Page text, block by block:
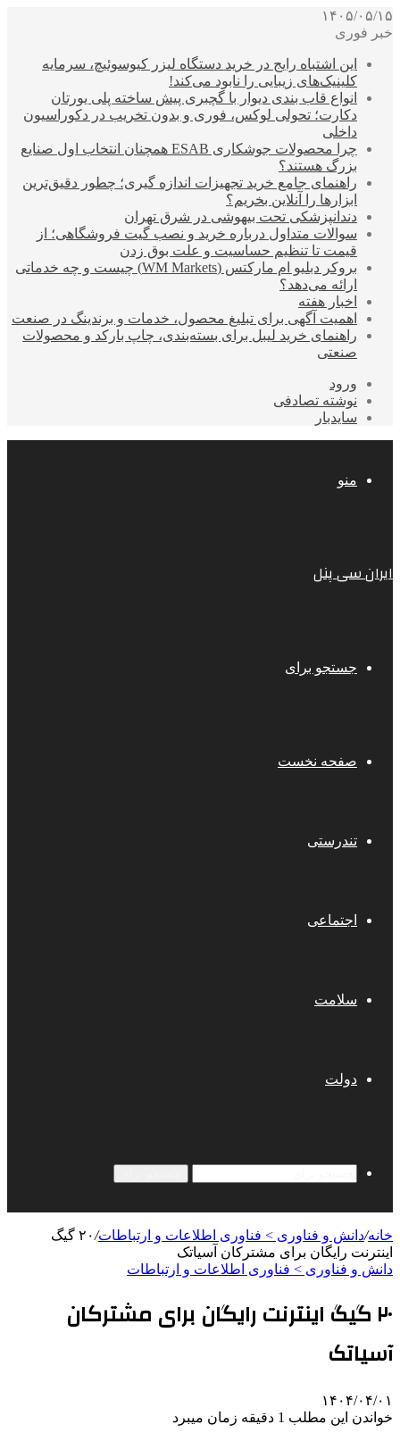
۱۴۰۵/۰۵/۱۵
خبر فوری
این اشتباه رایج در خرید دستگاه لیزر کیوسوئیچ، سرمایه
کلینیک‌های زیبایی را نابود می‌کند!
انواع قاب بندی دیوار با گچبری پیش ساخته پلی یورتان
دکارت؛ تحولی لوکس، فوری و بدون تخریب در دکوراسیون
داخلی
چرا محصولات جوشکاری ESAB همچنان انتخاب اول صنایع
بزرگ هستند؟
راهنمای جامع خرید تجهیزات اندازه گیری؛ چطور دقیق‌ترین
ابزارها را آنلاین بخریم؟
دندانپزشکی تحت بیهوشی در شرق تهران
سوالات متداول درباره خرید و نصب گیت فروشگاهی؛ از
قیمت تا تنظیم حساسیت و علت بوق زدن
بروکر دبلیو ام مارکتس (WM Markets) چیست و چه خدماتی
ارائه می‌دهد؟
اخبار هفته
اهمیت آگهی برای تبلیغ محصول، خدمات و برندینگ در صنعت
راهنمای خرید لیبل برای بسته‌بندی، چاپ بارکد و محصولات
صنعتی
ورود
نوشته تصادفی
سایدبار
منو
ایران سی پنل
جستجو برای
صفحه نخست
تندرستی
اجتماعی
سلامت
دولت
خانه/دانش و فناوری > فناوری اطلاعات و ارتباطات/
۲۰ گیگ
اینترنت رایگان برای مشترکان آسیاتک
دانش و فناوری > فناوری اطلاعات و ارتباطات
۲۰ گیگ اینترنت رایگان برای مشترکان
آسیاتک
۱۴۰۴/۰۴/۰۱
خواندن این مطلب 1 دقیقه زمان میبرد